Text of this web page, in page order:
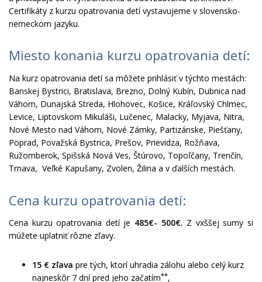
Certifikáty z kurzu opatrovania detí vystavujeme v slovensko-
nemeckom jazyku.
Miesto konania kurzu opatrovania detí:
Na kurz opatrovania detí sa môžete prihlásiť v týchto mestách:
Banskej Bystrici, Bratislava, Brezno, Dolný Kubín, Dubnica nad
Váhom, Dunajská Streda, Hlohovec, Košice, Kráľovský Chlmec,
Levice, Liptovskom Mikuláši, Lučenec, Malacky, Myjava, Nitra,
Nové Mesto nad Váhom, Nové Zámky, Partizánske, Piešťany,
Poprad, Považská Bystrica, Prešov, Prievidza, Rožňava,
Ružomberok, Spišská Nová Ves, Štúrovo, Topoľčany, Trenčín,
Trnava, Veľké Kapušany, Zvolen, Žilina a v ďalších mestách.
Cena kurzu opatrovania detí:
Cena kurzu opatrovania detí je 485€- 500€. Z vxššej sumy si
múžete uplatniť rôzne zľavy.
15 € zľava pre tých, ktorí uhradia zálohu alebo celý kurz
najneskôr 7 dní pred jeho začatím**,